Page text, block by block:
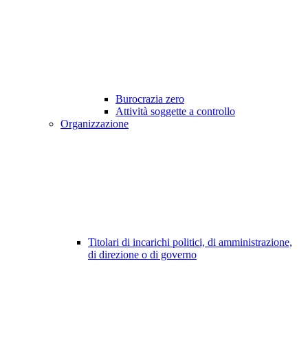
Burocrazia zero
Attività soggette a controllo
Organizzazione
Titolari di incarichi politici, di amministrazione,
di direzione o di governo